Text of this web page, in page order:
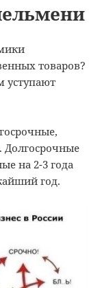
товаров?
уступают
Долгосрочные
на 2-3 года
год.